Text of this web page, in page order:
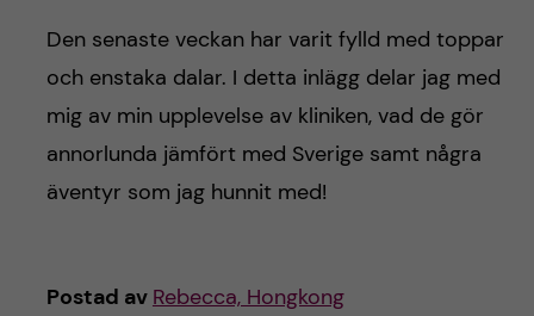
Den senaste veckan har varit fylld med toppar
och enstaka dalar. I detta inlägg delar jag med
mig av min upplevelse av kliniken, vad de gör
annorlunda jämfört med Sverige samt några
äventyr som jag hunnit med!
Postad av Rebecca, Hongkong